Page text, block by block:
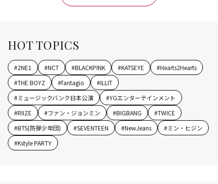
HOT TOPICS
#2NE1 #NCT #BLACKPINK #KATSEYE #Hearts2Hearts
#THE BOYZ #fantagio #ILLIT
#ミュージックバンク日本公演 #YGエンターテインメント
#RIIZE #ファン・ジョンミン #BIGBANG #TWICE
#BTS(防弾少年団) #SEVENTEEN #NewJeans #ミン・ヒジン
#Kstyle PARTY